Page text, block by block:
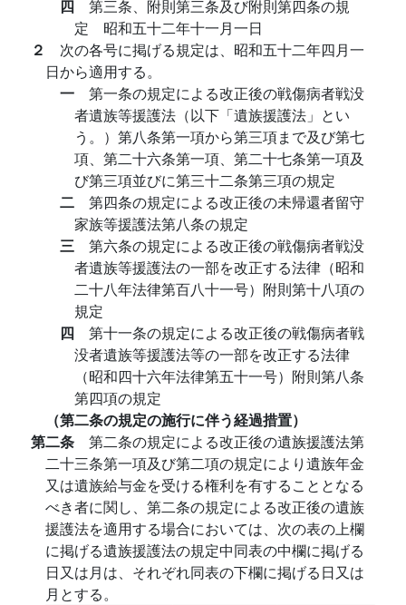
四 第三条、附則第三条及び附則第四条の規
定 昭和五十二年十一月一日
２ 次の各号に掲げる規定は、昭和五十二年四月一
日から適用する。
一 第一条の規定による改正後の戦傷病者戦没
者遺族等援護法（以下「遺族援護法」とい
う。）第八条第一項から第三項まで及び第七
項、第二十六条第一項、第二十七条第一項及
び第三項並びに第三十二条第三項の規定
二 第四条の規定による改正後の未帰還者留守
家族等援護法第八条の規定
三 第六条の規定による改正後の戦傷病者戦没
者遺族等援護法の一部を改正する法律（昭和
二十八年法律第百八十一号）附則第十八項の
規定
四 第十一条の規定による改正後の戦傷病者戦
没者遺族等援護法等の一部を改正する法律
（昭和四十六年法律第五十一号）附則第八条
第四項の規定
（第二条の規定の施行に伴う経過措置）
第二条 第二条の規定による改正後の遺族援護法第
二十三条第一項及び第二項の規定により遺族年金
又は遺族給与金を受ける権利を有することとなる
べき者に関し、第二条の規定による改正後の遺族
援護法を適用する場合においては、次の表の上欄
に掲げる遺族援護法の規定中同表の中欄に掲げる
日又は月は、それぞれ同表の下欄に掲げる日又は
月とする。